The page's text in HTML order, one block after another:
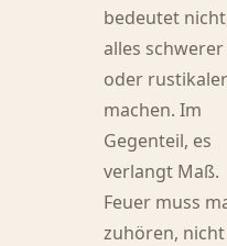
bedeutet
alles schwerer
oder
machen. Im
Gegenteil, es
verlangt Maß.
Feuer muss
zuhören,